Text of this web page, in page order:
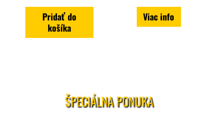
Pridať do
košíka
Viac info
ŠPECIÁLNA PONUKA